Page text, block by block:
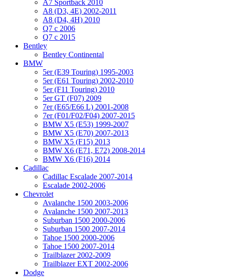
A7 Sportback 2010
A8 (D3, 4E) 2002-2011
A8 (D4, 4H) 2010
Q7 с 2006
Q7 с 2015
Bentley
Bentley Continental
BMW
5er (E39 Touring) 1995-2003
5er (E61 Touring) 2002-2010
5er (F11 Touring) 2010
5er GT (F07) 2009
7er (E65/E66 L) 2001-2008
7er (F01/F02/F04) 2007-2015
BMW X5 (E53) 1999-2007
BMW X5 (E70) 2007-2013
BMW X5 (F15) 2013
BMW X6 (E71, E72) 2008-2014
BMW X6 (F16) 2014
Cadillac
Cadillac Escalade 2007-2014
Escalade 2002-2006
Chevrolet
Avalanche 1500 2003-2006
Avalanche 1500 2007-2013
Suburban 1500 2000-2006
Suburban 1500 2007-2014
Tahoe 1500 2000-2006
Tahoe 1500 2007-2014
Trailblazer 2002-2009
Trailblazer EXT 2002-2006
Dodge